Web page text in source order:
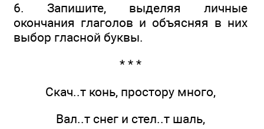
6. Запишите, выделяя личные
окончания глаголов и объясняя в них
выбор гласной буквы.
* * *
Скач..т конь, простору много,
Вал..т снег и стел..т шаль,